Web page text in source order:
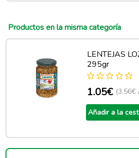
Productos en la misma categoría
LENTEJAS
295gr
1.05€ (3.56€
Añadir a la